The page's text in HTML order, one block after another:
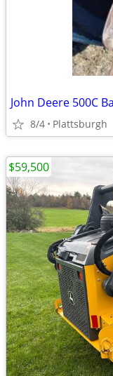
John Deere 500C
8/4 Plattsburgh
$59,500